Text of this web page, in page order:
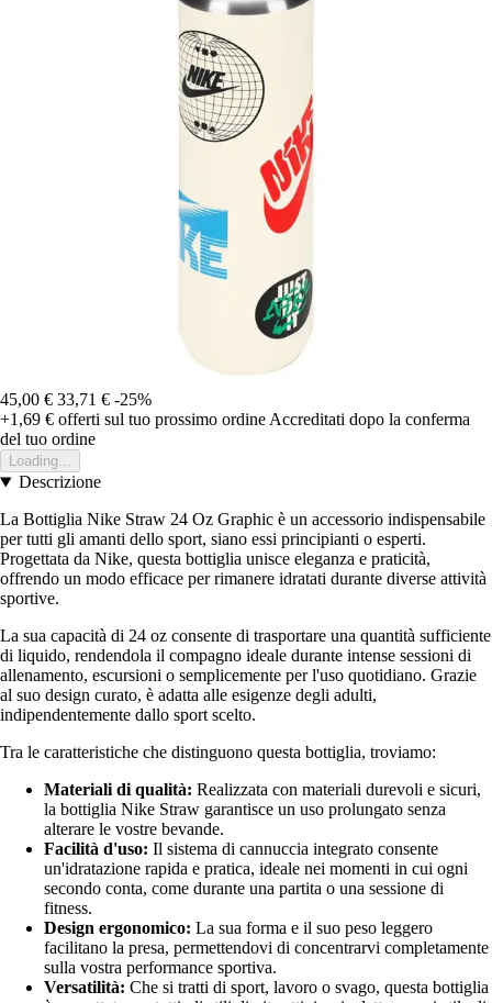
45,00 € 33,71 € -25%
+1,69 € offerti sul tuo prossimo ordine Accreditati dopo la conferma
del tuo ordine
Loading...
Descrizione
La Bottiglia Nike Straw 24 Oz Graphic è un accessorio indispensabile
per tutti gli amanti dello sport, siano essi principianti o esperti.
Progettata da Nike, questa bottiglia unisce eleganza e praticità,
offrendo un modo efficace per rimanere idratati durante diverse attività
sportive.
La sua capacità di 24 oz consente di trasportare una quantità sufficiente
di liquido, rendendola il compagno ideale durante intense sessioni di
allenamento, escursioni o semplicemente per l'uso quotidiano. Grazie
al suo design curato, è adatta alle esigenze degli adulti,
indipendentemente dallo sport scelto.
Tra le caratteristiche che distinguono questa bottiglia, troviamo:
Materiali di qualità: Realizzata con materiali durevoli e sicuri,
la bottiglia Nike Straw garantisce un uso prolungato senza
alterare le vostre bevande.
Facilità d'uso: Il sistema di cannuccia integrato consente
un'idratazione rapida e pratica, ideale nei momenti in cui ogni
secondo conta, come durante una partita o una sessione di
fitness.
Design ergonomico: La sua forma e il suo peso leggero
facilitano la presa, permettendovi di concentrarvi completamente
sulla vostra performance sportiva.
Versatilità: Che si tratti di sport, lavoro o svago, questa bottiglia